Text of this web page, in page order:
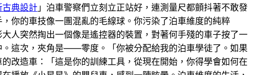
古典設計 」泊車警察們立刻立正站好，連測量尺都顫抖著不敢發
你的車技像一團混亂的毛線球。你污染了泊車維度的純粹
人突然掏出一個像是遙控器的裝置，對著何手殘的車子按了一
這次，夾角是——零度。「你被分配給我的泊車學徒了。如果
改造車：「這是你的訓練工具，從現在開始，你得學會如何在